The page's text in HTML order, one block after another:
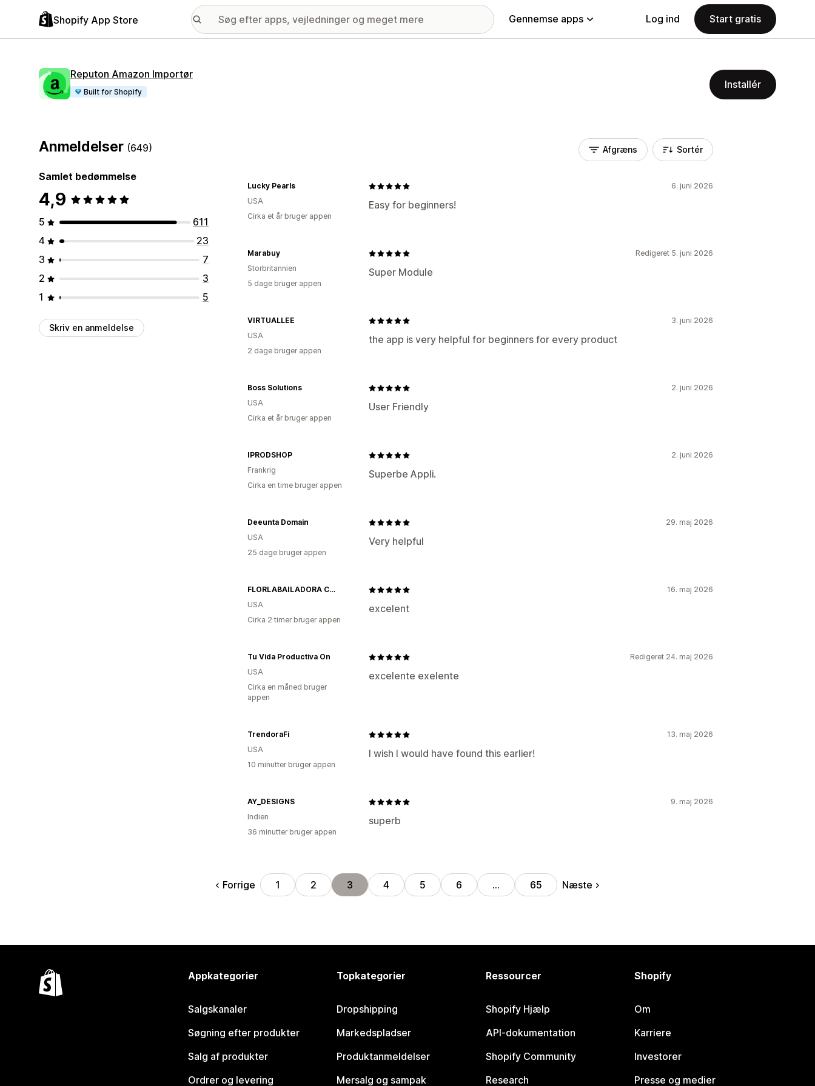
Shopify App Store Gennemse apps Log ind Start gratis
Reputon Amazon Importør
Built for Shopify
Installér
Anmeldelser (649)
Samlet bedømmelse
4,9
5
611
4
23
3
7
2
3
1
5
Skriv en anmeldelse
Afgræns Sortér
6. juni 2026
Easy for beginners!
Lucky Pearls
USA
Cirka et år bruger appen
Redigeret 5. juni 2026
Super Module
Marabuy
Storbritannien
5 dage bruger appen
3. juni 2026
the app is very helpful for beginners for every product
VIRTUALLEE
USA
2 dage bruger appen
2. juni 2026
User Friendly
Boss Solutions
USA
Cirka et år bruger appen
2. juni 2026
Superbe Appli.
IPRODSHOP
Frankrig
Cirka en time bruger appen
29. maj 2026
Very helpful
Deeunta Domain
USA
25 dage bruger appen
16. maj 2026
excelent
FLORLABAILADORA CUSTOMS
USA
Cirka 2 timer bruger appen
Redigeret 24. maj 2026
excelente exelente
Tu Vida Productiva On
USA
Cirka en måned bruger
appen
13. maj 2026
I wish I would have found this earlier!
TrendoraFi
USA
10 minutter bruger appen
9. maj 2026
superb
AY_DESIGNS
Indien
36 minutter bruger appen
Forrige 1 2 3 4 5 6 … 65 Næste
Appkategorier
Salgskanaler
Søgning efter produkter
Salg af produkter
Ordrer og levering
Topkategorier
Dropshipping
Markedspladser
Produktanmeldelser
Mersalg og sampak
Ressourcer
Shopify Hjælp
API-dokumentation
Shopify Community
Research
Shopify
Om
Karriere
Investorer
Presse og medier